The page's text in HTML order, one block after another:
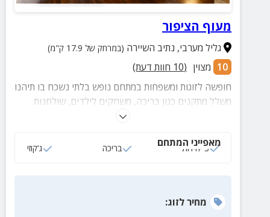
מעוף הציפור
גליל מערבי, נתיב השיירה (במרחק של 17.9 ק"מ)
10 מצוין (
10 חוות דעת)
חופשה לזוגות ומשפחות במתחם נופש בלתי נשכח בו תיהנו
משלל מתקנים כגון בריכה, משחקים לילדים, שולחנות
משחק עם פינות ישיבה נוחות ועוד. במתחם השאלת
מאפייני המתחם
3 יחידות בריכה ג‘קוזי
מחירלזוג: